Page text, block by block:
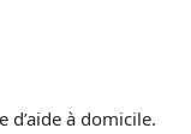
d’aide à domicile.